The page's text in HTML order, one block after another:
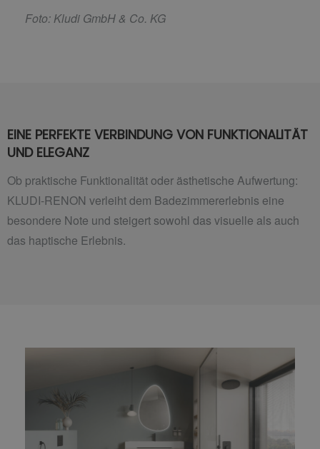
Foto: Kludi GmbH & Co. KG
EINE PERFEKTE VERBINDUNG VON FUNKTIONALITÄT
UND ELEGANZ
Ob praktische Funktionalität oder ästhetische Aufwertung:
KLUDI-RENON verleiht dem Badezimmererlebnis eine
besondere Note und steigert sowohl das visuelle als auch
das haptische Erlebnis.